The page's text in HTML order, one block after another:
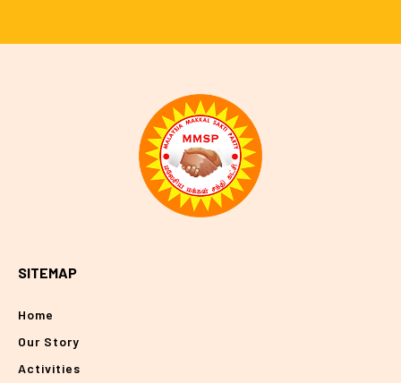
SITEMAP
Home
Our Story
Activities